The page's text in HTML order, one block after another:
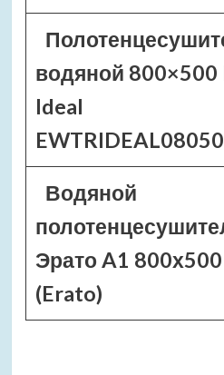
водяной 800×500
Ideal
Водяной
Эрато A1 800х500
(Erato)